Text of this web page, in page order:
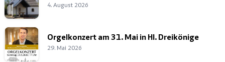
4. August 2026
Orgelkonzert am 31. Mai in Hl. Dreikönige
29. Mai 2026